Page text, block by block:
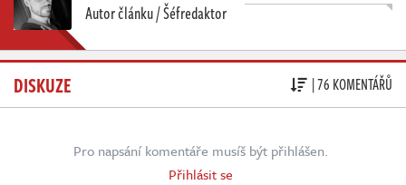
Autor článku / Šéfredaktor
DISKUZE | 76 KOMENTÁŘŮ
Pro napsání komentáře musíš být přihlášen.
Přihlásit se